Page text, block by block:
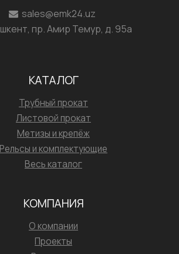
sales@emk24.uz
пр. Амир Темур, д. 95а
КАТАЛОГ
Трубный прокат
Листовой прокат
Метизы и крепёж
Рельсы и комплектующие
Весь каталог
КОМПАНИЯ
О компании
Проекты